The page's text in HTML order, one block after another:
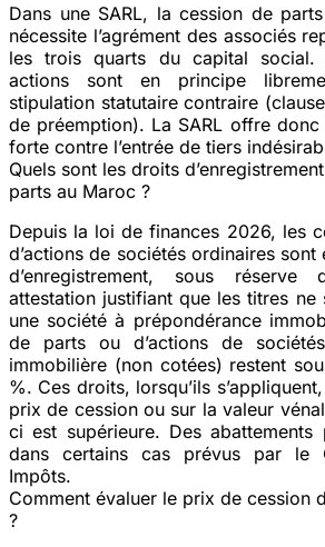
Dans une SARL, la cession de
nécessite l’agrément des associés
les trois quarts du capital social.
actions sont en principe
stipulation statutaire contraire
de préemption). La SARL offre
forte contre l’entrée de tiers
Quels sont les droits
parts au Maroc ?
Depuis la loi de finances 2026, les
d’actions de sociétés ordinaires
d’enregistrement, sous
attestation justifiant que les titres ne
une société à prépondérance
de parts ou d’actions de
immobilière (non cotées) restent
%. Ces droits, lorsqu’ils
prix de cession ou sur la valeur
ci est supérieure. Des abattements
dans certains cas prévus par le
Impôts.
Comment évaluer le prix de cession
?